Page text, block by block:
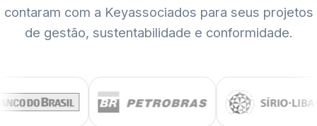
contaram com a Keyassociados para seus projetos
de gestão, sustentabilidade e conformidade.